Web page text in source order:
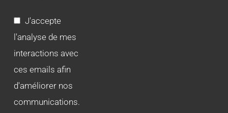
J'accepte
l'analyse de mes
interactions avec
ces emails afin
d'améliorer nos
communications.